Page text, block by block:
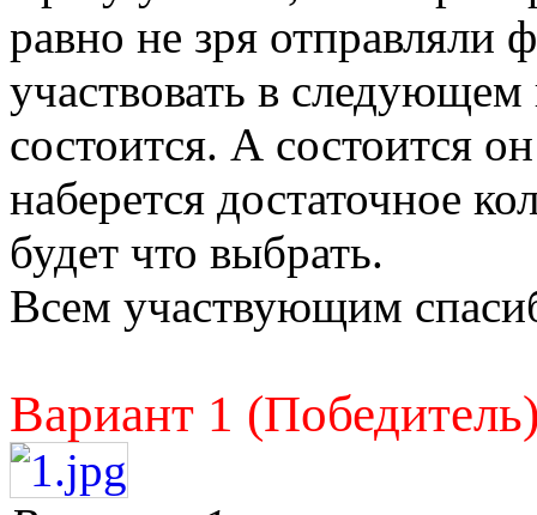
равно не зря отправляли
участвовать в следующем
состоится. А состоится
наберется достаточное
будет что выбрать.
Всем участвующим
Вариант 1